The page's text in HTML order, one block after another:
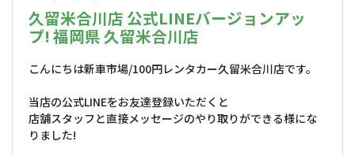
久留米合川店 公式LINEバージョンアッ
プ! 福岡県 久留米合川店
こんにちは新車市場/100円レンタカー久留米合川店です。
当店の公式LINEをお友達登録いただくと
店舗スタッフと直接メッセージのやり取りができる様にな
りました!